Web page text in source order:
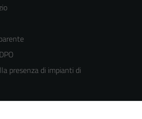
presenza di impianti di
Tecnici